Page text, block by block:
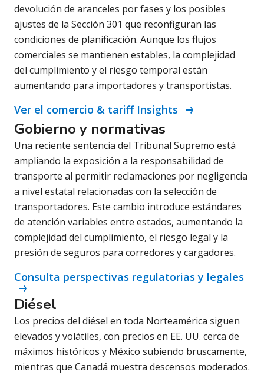
devolución de aranceles por fases y los posibles
ajustes de la Sección 301 que reconfiguran las
condiciones de planificación. Aunque los flujos
comerciales se mantienen estables, la complejidad
del cumplimiento y el riesgo temporal están
aumentando para importadores y transportistas.
Ver el comercio & tariff Insights
Gobierno y normativas
Una reciente sentencia del Tribunal Supremo está
ampliando la exposición a la responsabilidad de
transporte al permitir reclamaciones por negligencia
a nivel estatal relacionadas con la selección de
transportadores. Este cambio introduce estándares
de atención variables entre estados, aumentando la
complejidad del cumplimiento, el riesgo legal y la
presión de seguros para corredores y cargadores.
Consulta perspectivas regulatorias y legales
Diésel
Los precios del diésel en toda Norteamérica siguen
elevados y volátiles, con precios en EE. UU. cerca de
máximos históricos y México subiendo bruscamente,
mientras que Canadá muestra descensos moderados.